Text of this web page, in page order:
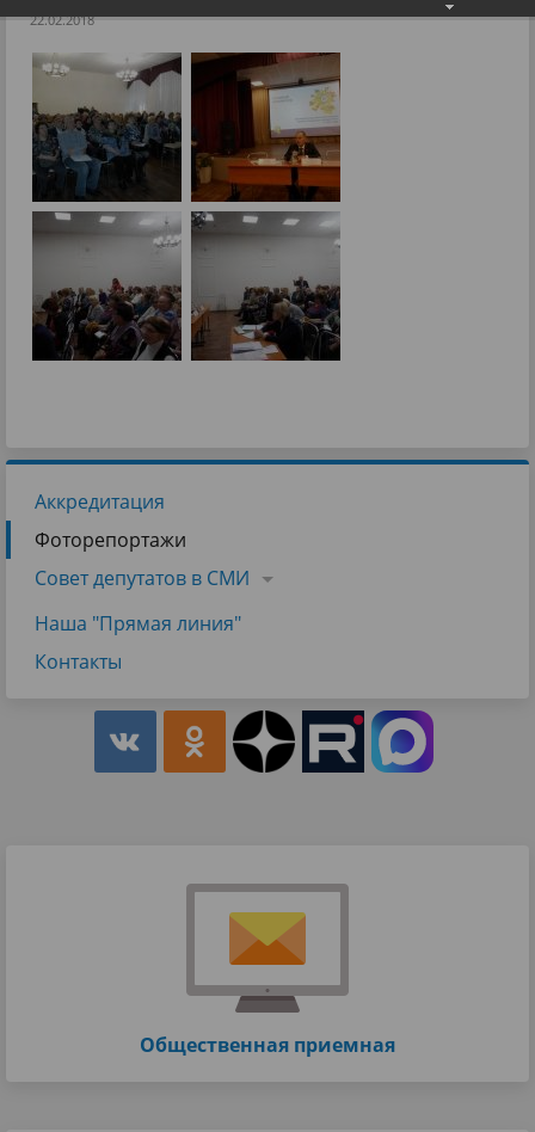
22.02.2018
Аккредитация
Фоторепортажи
Совет депутатов в СМИ
Наша "Прямая линия"
Контакты
Общественная приемная